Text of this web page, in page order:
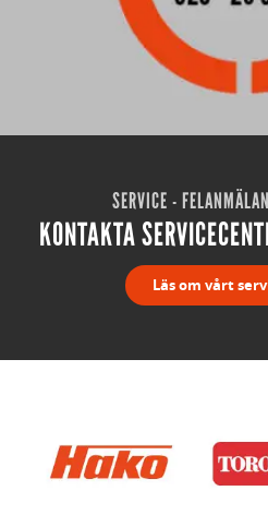
SERVICE -
KONTAKTA
Läs om vårt